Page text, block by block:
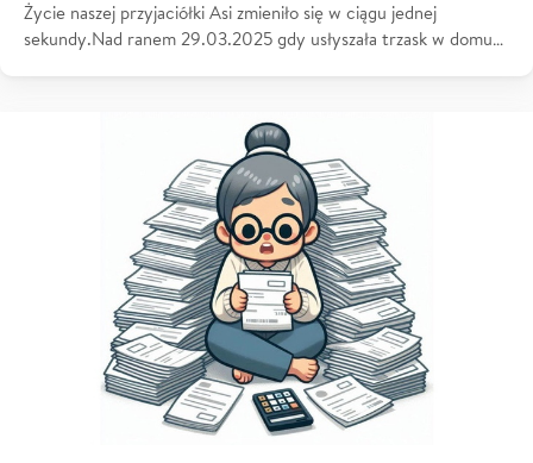
Życie naszej przyjaciółki Asi zmieniło się w ciągu jednej
sekundy.Nad ranem 29.03.2025 gdy usłyszała trzask w domu…